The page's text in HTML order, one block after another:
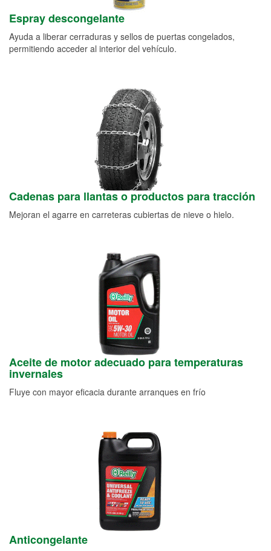
Espray descongelante
Ayuda a liberar cerraduras y sellos de puertas congelados,
permitiendo acceder al interior del vehículo.
Cadenas para llantas o productos para tracción
Mejoran el agarre en carreteras cubiertas de nieve o hielo.
Aceite de motor adecuado para temperaturas
invernales
Fluye con mayor eficacia durante arranques en frío
Anticongelante